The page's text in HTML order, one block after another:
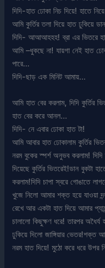
দিদি-হাত ঢোকা নিচ দিয়ে! হাতে
আমি কুর্তির তলা দিয়ে হাত ঢুকিয়ে
দিদি- আআআহহহ! ব্রা এর ভিতরে
আমি –ধুকছে না! যায়গা নেই হাত
পারে…
দিদি-ছাড় এক মিনিট আমায়…
আমি হাত বের করলাম, দিদি কুর্তির
হাত বের করে আনল…
দিদি- নে এবার ঢোকা হাত টা!
আমি আবার হাত ঢোকালাম কুর্তির
নরম বুকের স্পর্শ অনুভব করলাম!
দিয়েছে কুর্তির ভিতরেই!ডান বুকটা
করলাম!দিদি চাপা স্বরে গোঙাতে
খুজে নিলো আমার শক্ত হয়ে যাওয়া
রেখে আর একটা হাত দিয়ে আমার
চালালো কিছুক্ষণ ধরে! তারপর অধৈর্য
ঢুকিয়ে দিলো জাঙ্গিয়ার ভেতর!শক্ত
নরম হাত দিয়ে! মুঠো করে ধরে উপর